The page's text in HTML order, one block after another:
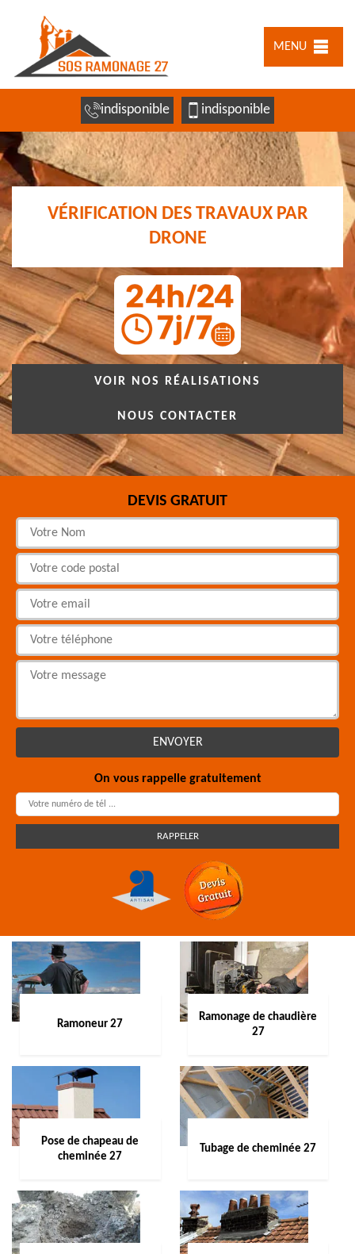
MENU
indisponible indisponible
VÉRIFICATION DES TRAVAUX PAR
DRONE
VOIR NOS RÉALISATIONS
NOUS CONTACTER
DEVIS GRATUIT
On vous rappelle gratuitement
Ramoneur 27
Ramonage de chaudière
27
Pose de chapeau de
cheminée 27
Tubage de cheminée 27